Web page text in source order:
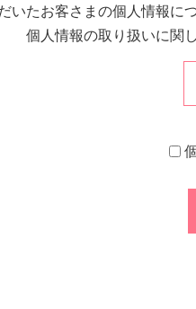
いたお客さまの個人情報に
個人情報の取り扱いに関